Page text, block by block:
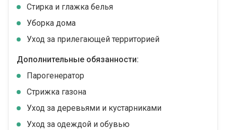
Стирка и глажка белья
Уборка дома
Уход за прилегающей территорией
Дополнительные обязанности:
Парогенератор
Стрижка газона
Уход за деревьями и кустарниками
Уход за одеждой и обувью